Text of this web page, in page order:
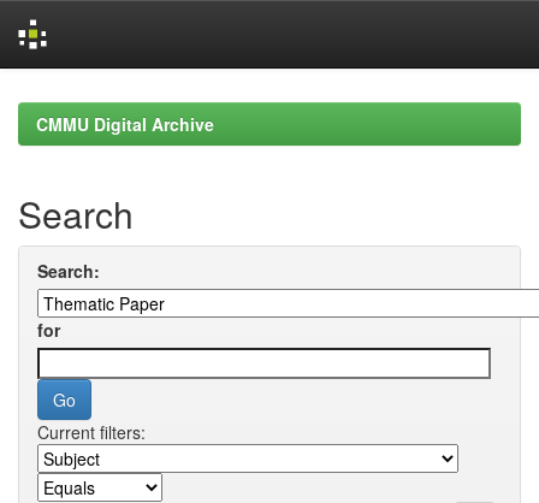
navigationCMMU Digital Archive
Search
Search:
for
Current filters: